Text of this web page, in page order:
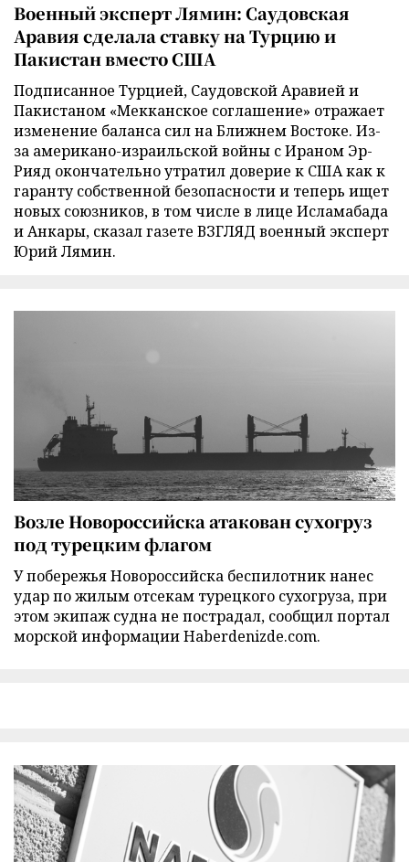
Военный эксперт Лямин: Саудовская
Аравия сделала ставку на Турцию и
Пакистан вместо США
Подписанное Турцией, Саудовской Аравией и
Пакистаном «Мекканское соглашение» отражает
изменение баланса сил на Ближнем Востоке. Из-
за американо-израильской войны с Ираном Эр-
Рияд окончательно утратил доверие к США как к
гаранту собственной безопасности и теперь ищет
новых союзников, в том числе в лице Исламабада
и Анкары, сказал газете ВЗГЛЯД военный эксперт
Юрий Лямин.
Возле Новороссийска атакован сухогруз
под турецким флагом
У побережья Новороссийска беспилотник нанес
удар по жилым отсекам турецкого сухогруза, при
этом экипаж судна не пострадал, сообщил портал
морской информации Haberdenizde.com.